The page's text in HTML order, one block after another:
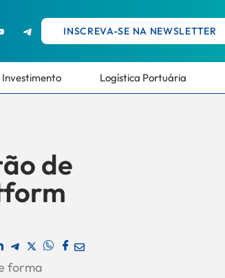
INSCREVA-SE NA NEWSLETTER
Investimento Logística Portuária
de
forma